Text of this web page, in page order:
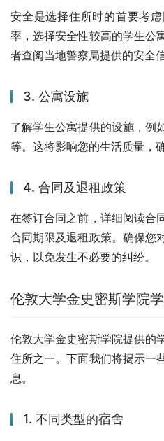
安全是选择住所时的首要考
率，选择安全性较高的学生公
者查阅当地警察局提供的安全信
3. 公寓设施
了解学生公寓提供的设施，例
等。这将影响您的生活质量，
4. 合同及退租政策
在签订合同之前，详细阅读合
合同期限及退租政策。确保您
识，以免发生不必要的纠纷。
伦敦大学金史密斯学院
伦敦大学金史密斯学院提供的
住所之一。下面我们将揭示一
息。
1. 不同类型的宿舍